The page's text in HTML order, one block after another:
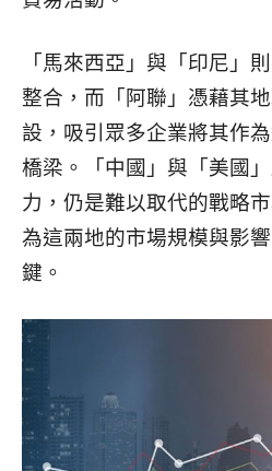
「馬來西亞」與「印尼」
整合，而「阿聯」憑藉其
設，吸引眾多企業將其作
橋梁。
「中國」與「美國
力，仍是難以取代的戰略
為這兩地的市場規模與影
鍵。